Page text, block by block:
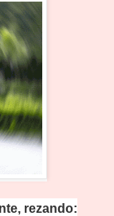
rezando: